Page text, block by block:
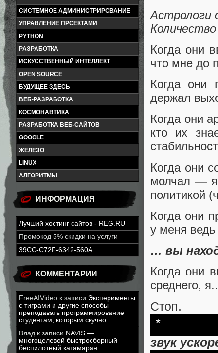
СИСТЕМНОЕ АДМИНИСТРИРОВАНИЕ
УПРАВЛЕНИЕ ПРОЕКТАМИ
PYTHON
РАЗРАБОТКА
ИСКУССТВЕННЫЙ ИНТЕЛЛЕКТ
OPEN SOURCE
БУДУЩЕЕ ЗДЕСЬ
ВЕБ-РАЗРАБОТКА
КОСМОНАВТИКА
РАЗРАБОТКА ВЕБ-САЙТОВ
GOOGLE
ЖЕЛЕЗО
LINUX
АЛГОРИТМЫ
ИНФОРМАЦИЯ
Лучший хостинг сайтов - REG.RU
Промокод 5% скидки на услуги
39CC-C72F-6342-560A
КОММЕНТАРИИ
FreeAIVideo к записи Эксперименты
с тиграми и другие способы
преподавать программирование
студентам, которым скучно
Влад к записи NAVIS —
многоцелевой быстросборный
беспилотный катамаран
Астрологи
Когда они
что мне до
Когда
держал
Когда они
кто их
Когда они
молчал — я
политикой
Когда они
у меня ведь
… вы
Когда они
среднего,
Стоп.
*
звук